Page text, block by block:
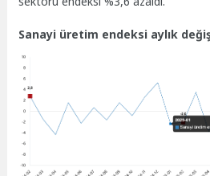
Sanayi üretim endeksi aylık